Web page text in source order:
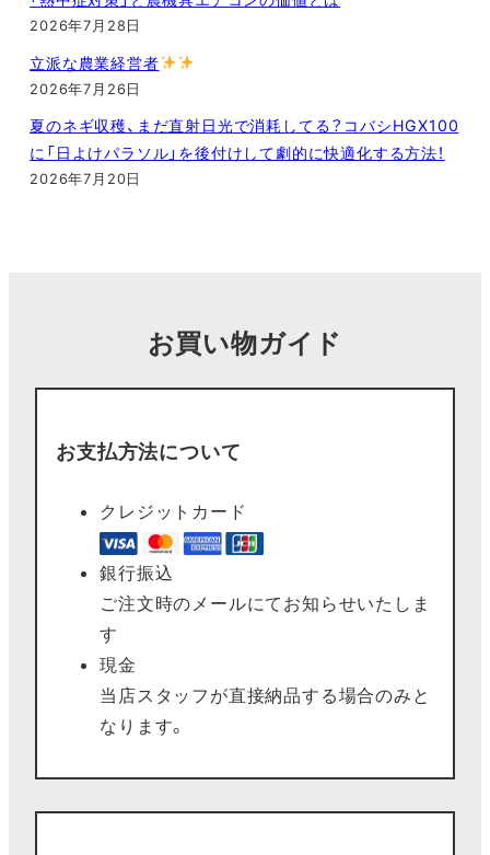
2026年7月28日
立派な農業経営者
2026年7月26日
夏のネギ収穫、まだ直射日光で消耗してる？コバシHGX100
に「日よけパラソル」を後付けして劇的に快適化する方法！
2026年7月20日
お買い物ガイド
お支払方法について
クレジットカード
銀行振込
ご注文時のメールにてお知らせいたしま
す
現金
当店スタッフが直接納品する場合のみと
なります。